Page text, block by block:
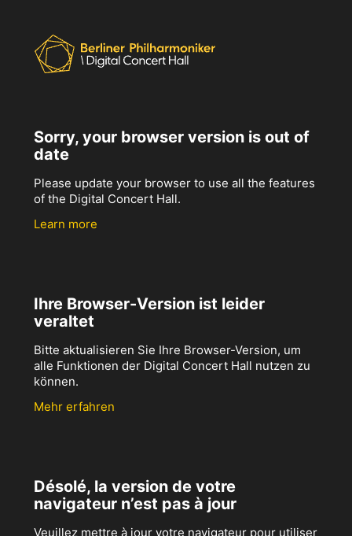
Sorry, your browser version is out of
date
Please update your browser to use all the features
of the Digital Concert Hall.
Learn more
Ihre Browser-Version ist leider
veraltet
Bitte aktualisieren Sie Ihre Browser-Version, um
alle Funktionen der Digital Concert Hall nutzen zu
können.
Mehr erfahren
Désolé, la version de votre
navigateur n’est pas à jour
Veuillez mettre à jour votre navigateur pour utiliser